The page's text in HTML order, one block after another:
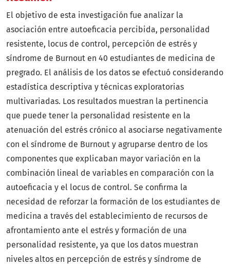
El objetivo de esta investigación fue analizar la
asociación entre autoeficacia percibida, personalidad
resistente, locus de control, percepción de estrés y
síndrome de Burnout en 40 estudiantes de medicina de
pregrado. El análisis de los datos se efectuó considerando
estadística descriptiva y técnicas exploratorias
multivariadas. Los resultados muestran la pertinencia
que puede tener la personalidad resistente en la
atenuación del estrés crónico al asociarse negativamente
con el síndrome de Burnout y agruparse dentro de los
componentes que explicaban mayor variación en la
combinación lineal de variables en comparación con la
autoeficacia y el locus de control. Se confirma la
necesidad de reforzar la formación de los estudiantes de
medicina a través del establecimiento de recursos de
afrontamiento ante el estrés y formación de una
personalidad resistente, ya que los datos muestran
niveles altos en percepción de estrés y síndrome de